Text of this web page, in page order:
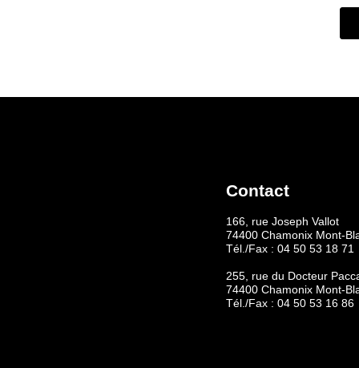
Contact
166, rue Joseph Vallot
74400 Chamonix Mont-
Tél./Fax : 04 50 53 18 71
255, rue du Docteur
74400 Chamonix Mont-
Tél./Fax : 04 50 53 16 86